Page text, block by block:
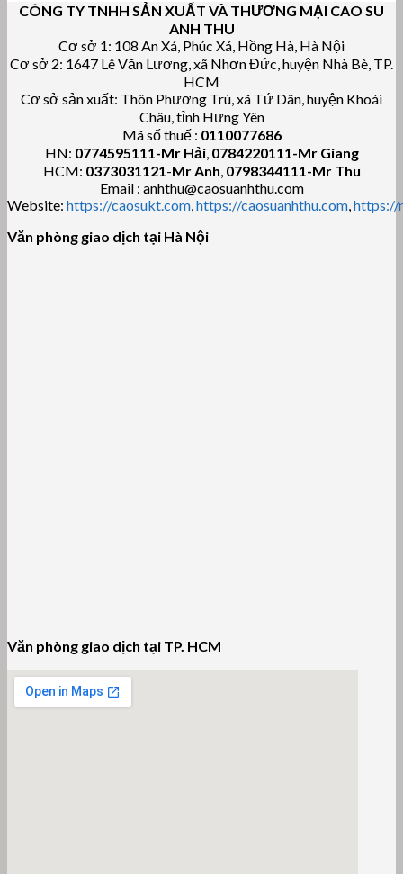
CÔNG TY TNHH SẢN XUẤT VÀ THƯƠNG MẠI CAO SU
ANH THU
Cơ sở 1: 108 An Xá, Phúc Xá, Hồng Hà, Hà Nội
Cơ sở 2: 1647 Lê Văn Lương, xã Nhơn Đức, huyện Nhà Bè, TP.
HCM
Cơ sở sản xuất: Thôn Phương Trù, xã Tứ Dân, huyện Khoái
Châu, tỉnh Hưng Yên
Mã số thuế : 0110077686
HN: 0774595111-Mr Hải, 0784220111-Mr Giang
HCM: 0373031121-Mr Anh, 0798344111-Mr Thu
Email : anhthu@caosuanhthu.com
Website: https://caosukt.com,https://caosuanhthu.com,https://
Văn phòng giao dịch tại Hà Nội
Văn phòng giao dịch tại TP. HCM